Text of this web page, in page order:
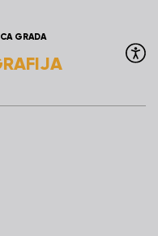
GRADA